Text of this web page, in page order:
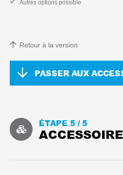
Autres options possible
Retour à la version
PASSER AUX
ÉTAPE 5 / 5